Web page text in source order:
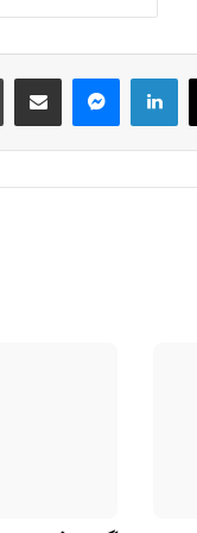
LinkedIn